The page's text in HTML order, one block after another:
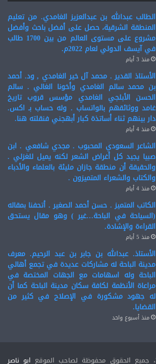
الطالب عبدالله بن عبدالعزيز الغامدي. من تعليم
المنطقة الشرقية، حصل على أفضل باحث وأفضل
مشروع على مستوى العالم من بين 1700 طالب
في آيسف الدولي لعام 2022م.
منذ 3 أيام
الأستاذ القدير . محمد آل خير الغامدي , ود. أحمد
بن محمد سالم الغامدي وأخونا الغالي . سالم
الحسن الأبلجي الغامدي مؤسس قروب تاريخ
غامد ووثائقهم بالواتساب . وله حساب بـ اكس.
دار بينهم ثناء أساتذة كبار أبهجني فنقلته هنا.
منذ 4 أيام
الشاعر السعودي المحبوب . مجدي شافعي . ابن
صبيا يجيد كل أغراض الشعر لكنه يميل للغزلي .
والحقيقة أن منطقة جازان مليئة بالعلماء والأدباء
والكتاب والشعراء المتميزون .
منذ 4 أيام
الكاتب المتميز . حسن أحمد الصغير . أتحفنا بمقاله
(السياحة في الباحة…غير ) وهو مقال يستحق
القراءة والإشادة.
منذ 5 أيام
الأستاذ. عبدالله بن جابر بن عبد الرحيم. معرف
مدينة الباحة له مشاركات عديدة في تجمع أهالي
الباحة وله اسهامات مع الجهات المختصة في
مراعاة الأنظمة لكافة سكان مدينة الباحة كما أن
له جهود مشكورة في الإصلاح في كثير من
القضايا.
منذ أسبوع واحد
ابو ناصر